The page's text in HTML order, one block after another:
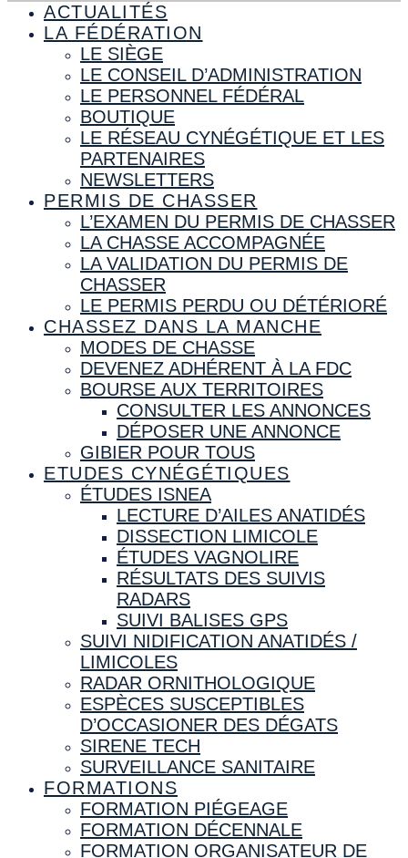
ACTUALITÉS
LA FÉDÉRATION
LE SIÈGE
LE CONSEIL D’ADMINISTRATION
LE PERSONNEL FÉDÉRAL
BOUTIQUE
LE RÉSEAU CYNÉGÉTIQUE ET LES
PARTENAIRES
NEWSLETTERS
PERMIS DE CHASSER
L’EXAMEN DU PERMIS DE CHASSER
LA CHASSE ACCOMPAGNÉE
LA VALIDATION DU PERMIS DE
CHASSER
LE PERMIS PERDU OU DÉTÉRIORÉ
CHASSEZ DANS LA MANCHE
MODES DE CHASSE
DEVENEZ ADHÉRENT À LA FDC
BOURSE AUX TERRITOIRES
CONSULTER LES ANNONCES
DÉPOSER UNE ANNONCE
GIBIER POUR TOUS
ETUDES CYNÉGÉTIQUES
ÉTUDES ISNEA
LECTURE D’AILES ANATIDÉS
DISSECTION LIMICOLE
ÉTUDES VAGNOLIRE
RÉSULTATS DES SUIVIS
RADARS
SUIVI BALISES GPS
SUIVI NIDIFICATION ANATIDÉS /
LIMICOLES
RADAR ORNITHOLOGIQUE
ESPÈCES SUSCEPTIBLES
D’OCCASIONER DES DÉGATS
SIRENE TECH
SURVEILLANCE SANITAIRE
FORMATIONS
FORMATION PIÉGEAGE
FORMATION DÉCENNALE
FORMATION ORGANISATEUR DE